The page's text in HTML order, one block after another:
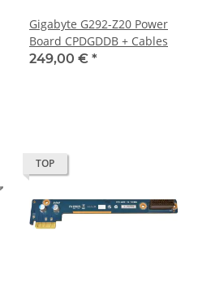
Gigabyte G292-Z20 Power
Board CPDGDDB + Cables
249,00 € *
TOP